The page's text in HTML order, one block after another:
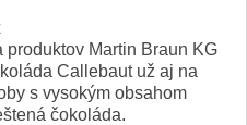
produktov Martin Braun KG
Callebaut už aj na
s vysokým obsahom
čokoláda.